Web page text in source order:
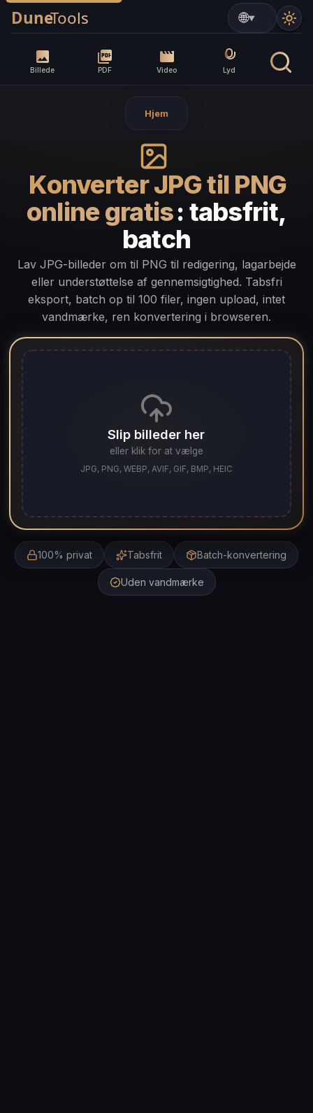
Billede PDF Video Lyd
▼
Hjem
Konverter JPG til PNG
online gratis: tabsfrit,
batch
Lav JPG-billeder om til PNG til redigering, lagarbejde
eller understøttelse af gennemsigtighed. Tabsfri
eksport, batch op til 100 filer, ingen upload, intet
vandmærke, ren konvertering i browseren.
Slip billeder her
eller klik for at vælge
JPG, PNG, WEBP, AVIF, GIF, BMP, HEIC
100% privat Tabsfrit Batch-konvertering
Uden vandmærke